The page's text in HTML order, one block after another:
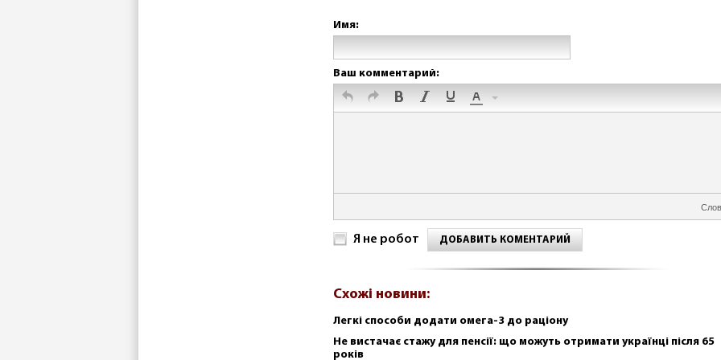
Имя:
Ваш комментарий:
Я не робот ДОБАВИТЬ КОМЕНТАРИЙ
Схожі новини:
Легкі способи додати омега-3 до раціону
Не вистачає стажу для пенсії: що можуть отримати українці після 65
років